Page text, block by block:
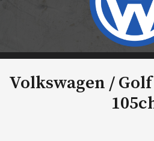
Volkswagen /